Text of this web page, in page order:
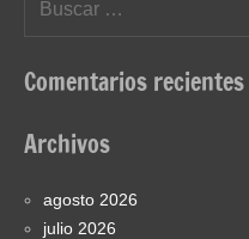
Comentarios recientes
Archivos
agosto 2026
julio 2026